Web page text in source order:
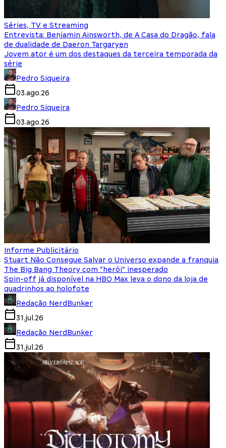
Séries, TV e Streaming
Entrevista: Benjamin Ainsworth, de A Casa do Dragão, fala
de dualidade de Daeron Targaryen
Jovem ator é um dos destaques da terceira temporada da
série
Pedro Siqueira
03.ago.26
Pedro Siqueira
03.ago.26
Informe Publicitário
Stuart Não Consegue Salvar o Universo expande a franquia
The Big Bang Theory com “herói” inesperado
Spin-off já disponível na HBO Max leva o dono da loja de
quadrinhos ao holofote
Redação NerdBunker
31.jul.26
Redação NerdBunker
31.jul.26